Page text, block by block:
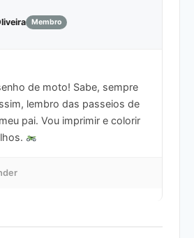
Membro
de moto! Sabe, sempre
lembro das passeios de
pai. Vou imprimir e colorir